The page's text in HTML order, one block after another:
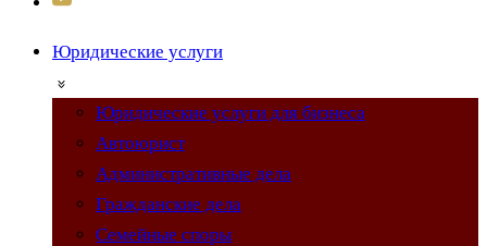
Юридические услуги
Юридические услуги для бизнеса
Автоюрист
Административные дела
Гражданские дела
Семейные споры